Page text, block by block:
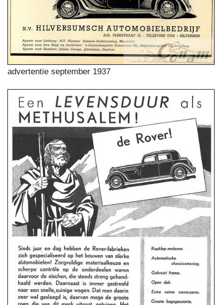
advertentie september 1937